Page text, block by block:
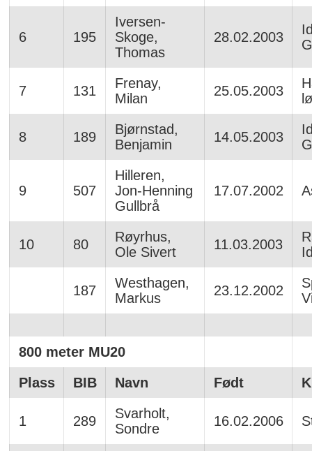
6 195
Iversen-
Skoge,
Thomas
28.02.2003
7 131
Frenay,
Milan
25.05.2003
8 189
Bjørnstad,
Benjamin
14.05.2003
9 507
Hilleren,
Jon-Henning
Gullbrå
17.07.2002
10 80
Røyrhus,
Ole Sivert
11.03.2003
187
Westhagen,
Markus
23.12.2002
800 meter MU20
Plass
BIB Navn Født
1 289
Svarholt,
Sondre
16.02.2006